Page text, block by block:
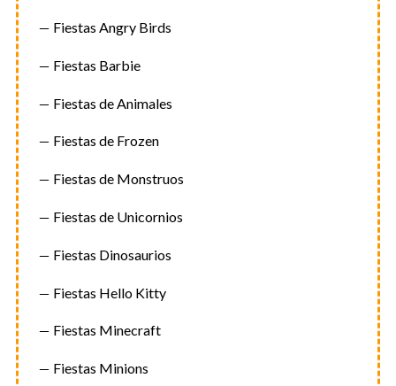
Fiestas Angry Birds
Fiestas Barbie
Fiestas de Animales
Fiestas de Frozen
Fiestas de Monstruos
Fiestas de Unicornios
Fiestas Dinosaurios
Fiestas Hello Kitty
Fiestas Minecraft
Fiestas Minions